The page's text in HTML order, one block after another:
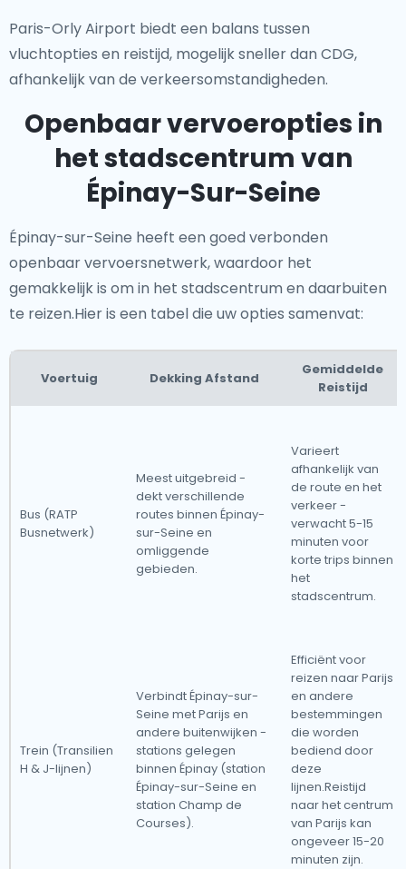
Paris-Orly Airport biedt een balans tussen
vluchtopties en reistijd, mogelijk sneller dan CDG,
afhankelijk van de verkeersomstandigheden.
Openbaar vervoeropties in
het stadscentrum van
Épinay-Sur-Seine
Épinay-sur-Seine heeft een goed verbonden
openbaar vervoersnetwerk, waardoor het
gemakkelijk is om in het stadscentrum en daarbuiten
te reizen.Hier is een tabel die uw opties samenvat:
Voertuig Dekking Afstand
Gemiddelde
Reistijd
Bus (RATP
Busnetwerk)
Meest uitgebreid -
dekt verschillende
routes binnen Épinay-
sur-Seine en
omliggende
gebieden.
Varieert
afhankelijk van
de route en het
verkeer -
verwacht 5-15
minuten voor
korte trips binnen
het
stadscentrum.
Trein (Transilien
H & J-lijnen)
Verbindt Épinay-sur-
Seine met Parijs en
andere buitenwijken -
stations gelegen
binnen Épinay (station
Épinay-sur-Seine en
station Champ de
Courses).
Efficiënt voor
reizen naar Parijs
en andere
bestemmingen
die worden
bediend door
deze
lijnen.Reistijd
naar het centrum
van Parijs kan
ongeveer 15-20
minuten zijn.